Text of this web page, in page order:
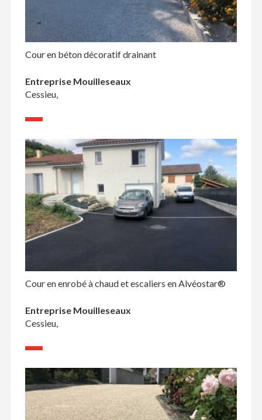
Cour en béton décoratif drainant
Entreprise Mouilleseaux
Cessieu,
Cour en enrobé à chaud et escaliers en Alvéostar®
Entreprise Mouilleseaux
Cessieu,